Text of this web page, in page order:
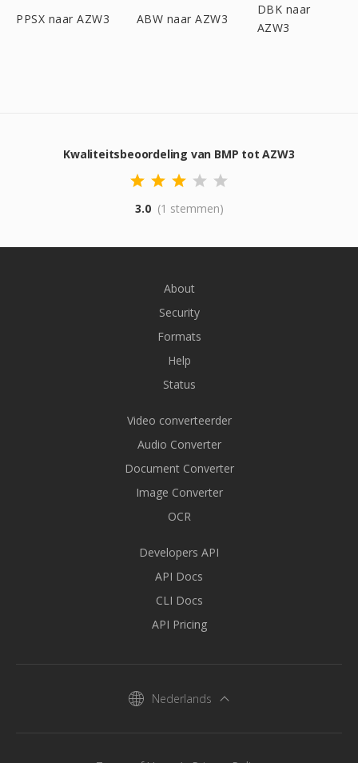
PPSX naar AZW3 ABW naar AZW3
DBK naar
AZW3
Kwaliteitsbeoordeling van BMP tot AZW3
3.0 (1 stemmen)
About
Security
Formats
Help
Status
Video converteerder
Audio Converter
Document Converter
Image Converter
OCR
Developers API
API Docs
CLI Docs
API Pricing
Nederlands